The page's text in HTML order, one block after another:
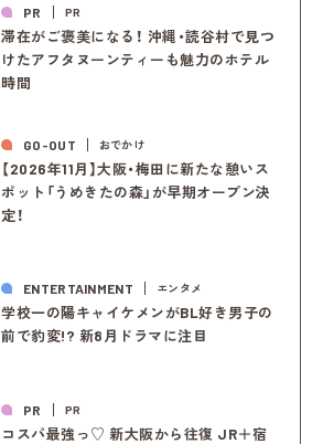
PR PR
滞在がご褒美になる！ 沖縄・読谷村で見つ
けたアフタヌーンティーも魅力のホテル
時間
GO-OUT おでかけ
【2026年11月】大阪・梅田に新たな憩いス
ポット「うめきたの森」が早期オープン決
定！
ENTERTAINMENT エンタメ
学校一の陽キャイケメンがBL好き男子の
前で豹変!? 新8月ドラマに注目
PR PR
コスパ最強っ♡ 新大阪から往復 JR＋宿